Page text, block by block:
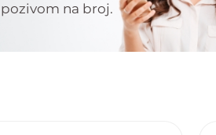
pozivom na broj.